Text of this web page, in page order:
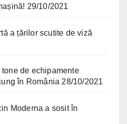
29/10/2021
a țărilor scutite de viză
de echipamente
în România 28/10/2021
Moderna a sosit în